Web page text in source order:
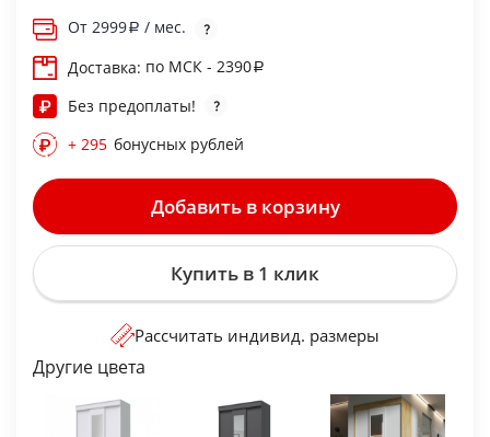
От 2999
/ мес.
Доставка: по МСК - 2390
Без предоплаты!
+ 295 бонусных рублей
Добавить в корзину
Купить в 1 клик
Рассчитать индивид. размеры
Другие цвета